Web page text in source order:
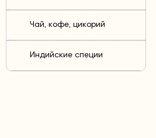
Чай, кофе, цикорий
Индийские специи